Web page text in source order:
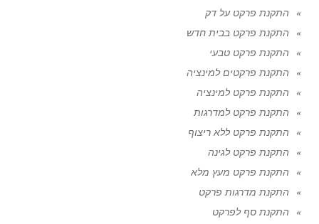
התקנת פרקט על דק
התקנת פרקט בבית חדש
התקנת פרקט טבעי
התקנת פרקטים למינציה
התקנת פרקט למינציה
התקנת פרקט למדרגות
התקנת פרקט ללא ריצוף
התקנת פרקט לגינה
התקנת פרקט מעץ מלא
התקנת מדרגות פרקט
התקנת סף לפרקט